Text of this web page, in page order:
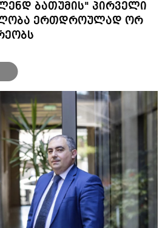
ბათუმის" პირველი
ერთდროულად ორ